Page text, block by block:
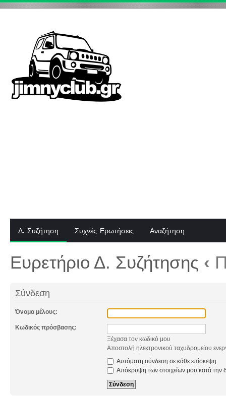
Δ. Συζήτηση Συχνές Ερωτήσεις Αναζήτηση
Ευρετήριο Δ. Συζήτησης ‹
Σύνδεση
Όνομα μέλους:
Κωδικός πρόσβασης:
Ξέχασα τον κωδικό μου
Αποστολή ηλεκτρονικού ταχυδρομείου
Αυτόματη σύνδεση σε κάθε επίσκεψη
Απόκρυψη των στοιχείων μου κατά την